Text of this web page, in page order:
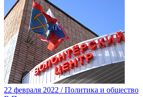
22 февраля 2022 / Политика и общество